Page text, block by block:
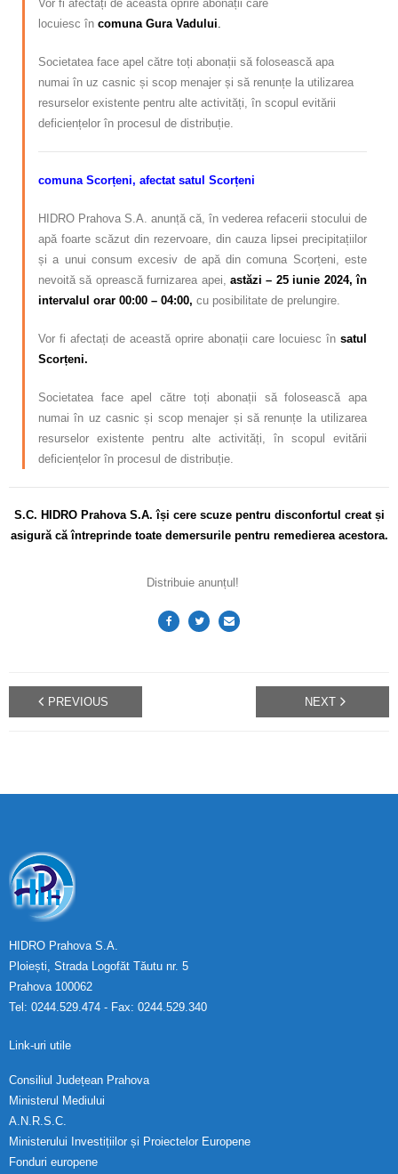
Vor fi afectați de această oprire abonații care
locuiesc în comuna Gura Vadului.
Societatea face apel către toți abonații să folosească apa
numai în uz casnic și scop menajer și să renunțe la utilizarea
resurselor existente pentru alte activități, în scopul evitării
deficiențelor în procesul de distribuție.
comuna Scorțeni, afectat satul Scorțeni
HIDRO Prahova S.A. anunță că, în vederea refacerii stocului de
apă foarte scăzut din rezervoare, din cauza lipsei precipitațiilor
și a unui consum excesiv de apă din comuna Scorțeni, este
nevoită să oprească furnizarea apei ,astăzi – 25 iunie 2024, în
intervalul orar 00:00 – 04:00, cu posibilitate de prelungire.
Vor fi afectați de această oprire abonații care locuiesc în satul
Scorțeni.
Societatea face apel către toți abonații să folosească apa
numai în uz casnic și scop menajer și să renunțe la utilizarea
resurselor existente pentru alte activități, în scopul evitării
deficiențelor în procesul de distribuție.
S.C. HIDRO Prahova S.A. își cere scuze pentru disconfortul creat și
asigură că întreprinde toate demersurile pentru remedierea acestora.
Distribuie anunțul!
PREVIOUS NEXT
HIDRO Prahova S.A.
Ploiești, Strada Logofăt Tăutu nr. 5
Prahova 100062
Tel: 0244.529.474 - Fax: 0244.529.340
Link-uri utile
Consiliul Județean Prahova
Ministerul Mediului
A.N.R.S.C.
Ministerului Investițiilor și Proiectelor Europene
Fonduri europene